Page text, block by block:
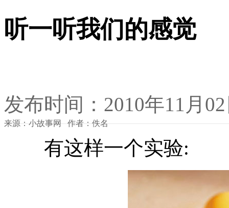
听一听我们的感觉
发布时间：2010年11月
来源：小故事网 作者：佚名
有这样一个实验: